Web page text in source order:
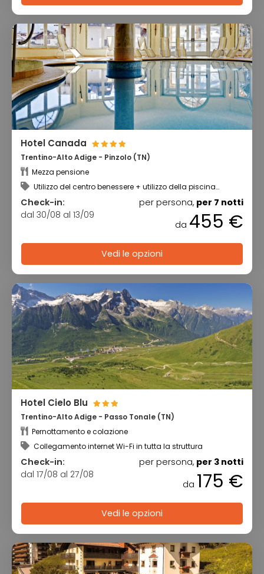
Hotel Canada
Trentino-Alto Adige - Pinzolo (TN)
Mezza pensione
Utilizzo del centro benessere + utilizzo della piscina
Check-in:
dal 30/08 al 13/09
per persona, per 7 notti
da 455 €
Vedi le opzioni
Hotel Cielo Blu
Trentino-Alto Adige - Passo Tonale (TN)
Pernottamento e colazione
Collegamento internet Wi-Fi in tutta la struttura
Check-in:
dal 17/08 al 27/08
per persona, per 3 notti
da 175 €
Vedi le opzioni